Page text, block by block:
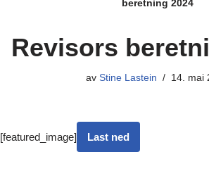
beretning 2024
Revisors
av Stine Lastein 14. mai
[featured_image] Last ned